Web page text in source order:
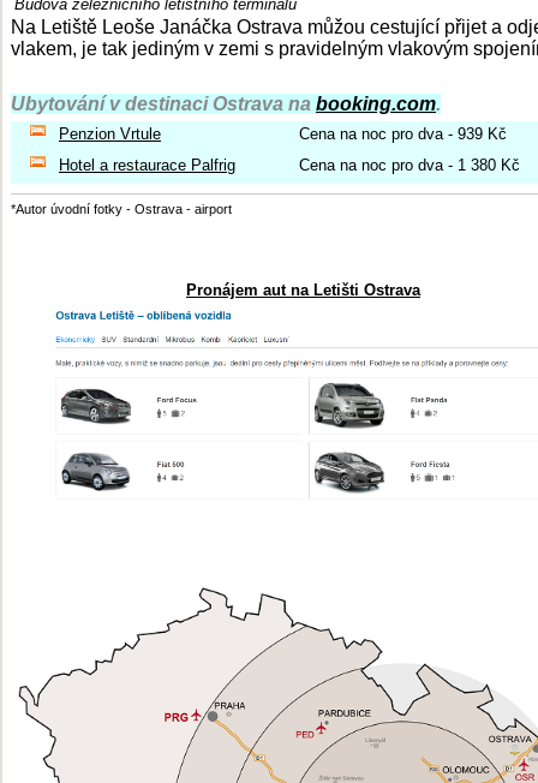
Budova železničního letištního terminálu
Na Letiště Leoše Janáčka Ostrava můžou cestující přijet a
vlakem, je tak jediným v zemi s pravidelným vlakovým
Ubytování v destinaci Ostrava na booking.com.
Penzion Vrtule
Cena na noc pro dva - 939 Kč
Hotel a restaurace Palfrig
Cena na noc pro dva - 1 380 Kč
*Autor úvodní fotky - Ostrava - airport
Pronájem aut na Letišti Ostrava